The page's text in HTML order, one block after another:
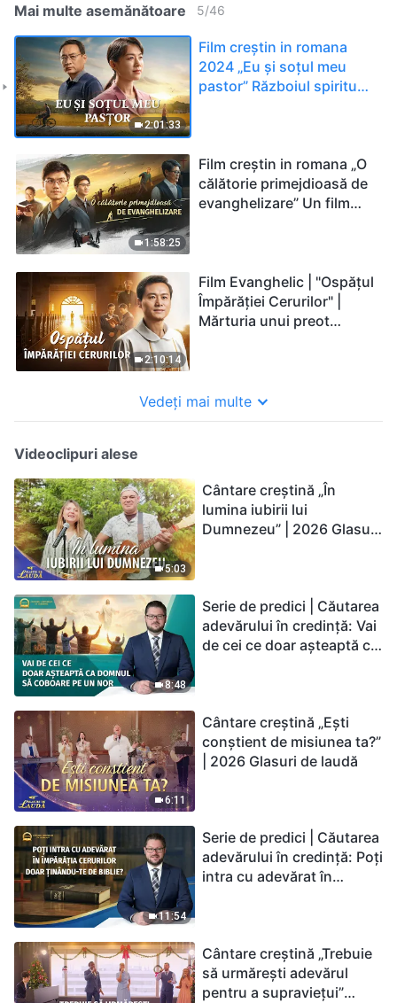
Mai multe asemănătoare 5/46
2:01:33
Film creștin in romana
2024 „Eu și soțul meu
pastor” Războiul spiritual
1:58:25
Film creștin in romana „O
călătorie primejdioasă de
evanghelizare” Un film
2:10:14
Film Evanghelic | "Ospățul
Împărăției Cerurilor" |
Mărturia unui preot
Vedeți mai multe
Videoclipuri alese
5:03
Cântare creștină „În
lumina iubirii lui
Dumnezeu” | 2026 Glasuri
8:48
Serie de predici | Căutarea
adevărului în credință: Vai
de cei ce doar așteaptă ca
6:11
Cântare creștină „Ești
conștient de misiunea ta?”
| 2026 Glasuri de laudă
11:54
Serie de predici | Căutarea
adevărului în credință: Poți
intra cu adevărat în
Cântare creștină „Trebuie
să urmărești adevărul
pentru a supraviețui”